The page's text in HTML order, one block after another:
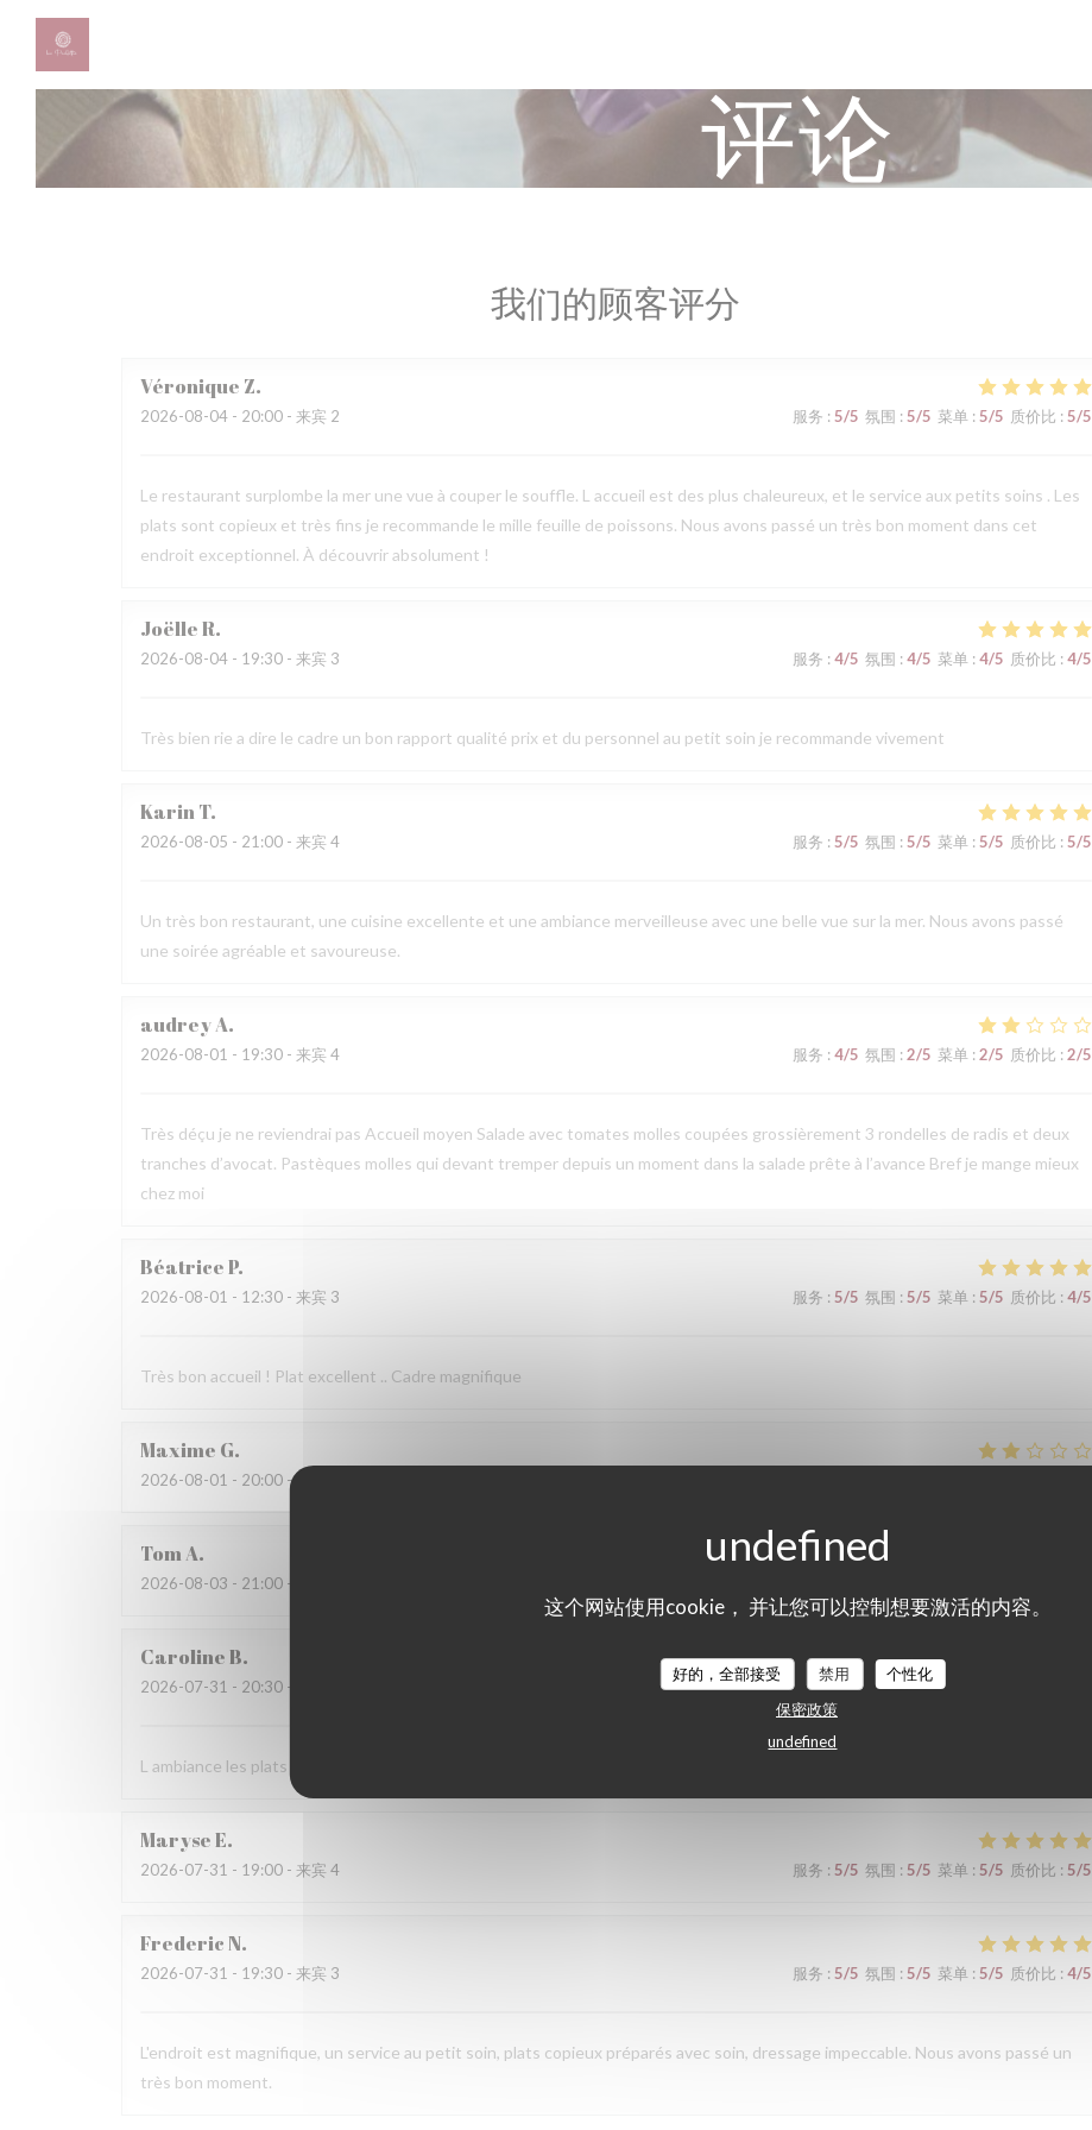
Cookie管理面板
这个网站使用cookie， 并让您可以控制想要激活的内容。
好的，全部接受 禁用
个性化
保密政策
undefined
评论
我们的顾客评分
Véronique Z
2026-08-04 - 20:00 - 来宾 2 服务 : 5/5 氛围 : 5/5 菜单: 5/5 质价比 : 5/5
Le restaurant surplombe la mer une vue à couper le souffle. L accueil est des plus chaleureux, et le service aux petits soins . Les
plats sont copieux et très fins je recommande le mille feuille de poissons. Nous avons passé un très bon moment dans cet
endroit exceptionnel. À découvrir absolument !
JoëlleR
2026-08-04 - 19:30 - 来宾 3 服务 : 4/5 氛围 : 4/5 菜单: 4/5 质价比 : 4/5
Très bien rie a dire le cadre un bon rapport qualité prix et du personnel au petit soin je recommande vivement
KarinT
2026-08-05 - 21:00 - 来宾 4 服务 : 5/5 氛围 : 5/5 菜单: 5/5 质价比 : 5/5
Un très bon restaurant, une cuisine excellente et une ambiance merveilleuse avec une belle vue sur la mer. Nous avons passé
une soirée agréable et savoureuse.
audreyA
2026-08-01 - 19:30 - 来宾 4 服务 : 4/5 氛围 : 2/5 菜单: 2/5 质价比 : 2/5
Très déçu je ne reviendrai pas Accueil moyen Salade avec tomates molles coupées grossièrement 3 rondelles de radis et deux
tranches d’avocat. Pastèques molles qui devant tremper depuis un moment dans la salade prête à l’avance Bref je mange mieux
chez moi
BéatriceP
2026-08-01 - 12:30 - 来宾 3 服务 : 5/5 氛围 : 5/5 菜单: 5/5 质价比 : 4/5
Très bon accueil ! Plat excellent .. Cadre magnifique
Maxime G
2026-08-01 - 20:00 - 来宾 3
TomA
2026-08-03 - 21:00 - 来宾 2
CarolineB
2026-07-31 - 20:30 - 来宾 2 服务:5/5 氛围:5/5 菜单
L ambiance les plats L’équipe
MaryseE
2026-07-31 - 19:00 - 来宾 4 服务 : 5/5 氛围 : 5/5 菜单 : 5/5 质价比 : 5/5
FredericN
2026-07-31 - 19:30 - 来宾 3 服务 : 5/5 氛围 : 5/5 菜单: 5/5 质价比 : 4/5
L'endroit est magnifique, un service au petit soin, plats copieux préparés avec soin, dressage impeccable. Nous avons passé un
très bon moment.